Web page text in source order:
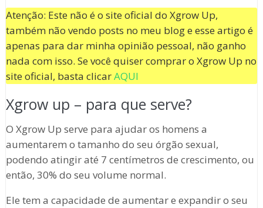
Atenção: Este não é o site oficial do Xgrow Up,
também não vendo posts no meu blog e esse artigo é
apenas para dar minha opinião pessoal, não ganho
nada com isso. Se você quiser comprar o Xgrow Up no
site oficial, basta clicarAQUI
Xgrow up – para que serve?
O Xgrow Up serve para ajudar os homens a
aumentarem o tamanho do seu órgão sexual,
podendo atingir até 7 centímetros de crescimento, ou
então, 30% do seu volume normal.
Ele tem a capacidade de aumentar e expandir o seu